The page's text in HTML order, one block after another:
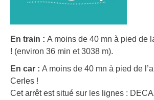
En train : A moins de 40 mn à pied de
! (environ 36 min et 3038 m).
En car : A moins de 40 mn à pied de
Cerles !
Cet arrêt est situé sur les lignes :